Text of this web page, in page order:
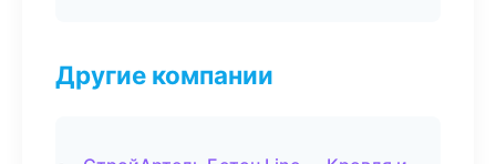
Другие компании